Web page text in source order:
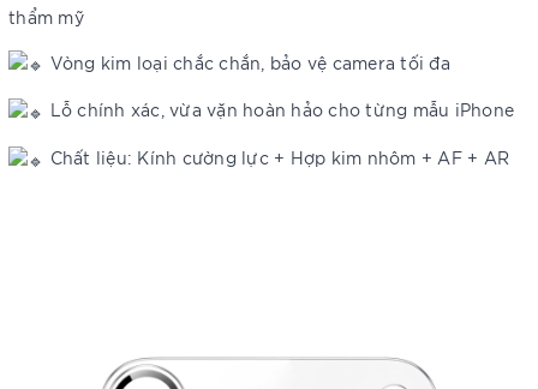
thẩm mỹ
Vòng kim loại chắc chắn, bảo vệ camera tối đa
Lỗ chính xác, vừa vặn hoàn hảo cho từng mẫu iPhone
Chất liệu: Kính cường lực + Hợp kim nhôm + AF + AR